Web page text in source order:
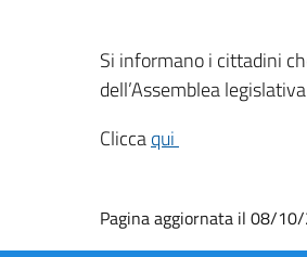
Si informano i cittadini
dell’Assemblea
Cliccaqui
Pagina aggiornata il 08/